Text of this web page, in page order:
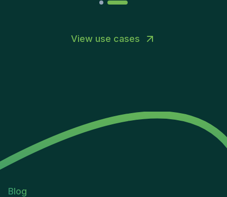
View use cases
Blog